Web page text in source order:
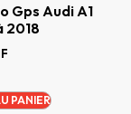
Gps Audi A1
2018
PANIER